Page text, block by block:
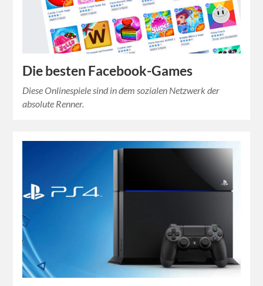
Die besten Facebook-Games
Diese Onlinespiele sind in dem sozialen Netzwerk der
absolute Renner.